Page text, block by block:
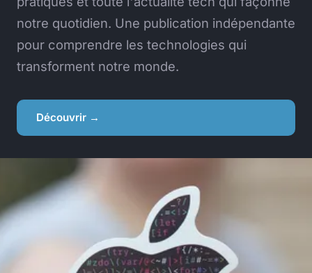
notre quotidien. Une publication indépendante
pour comprendre les technologies qui
transforment notre monde.
Découvrir →